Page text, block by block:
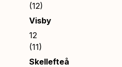
(12)
Visby
12
(11)
Skellefteå